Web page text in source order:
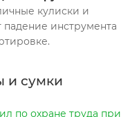
кулиски и
инструмента
и сумки
по охране труда при